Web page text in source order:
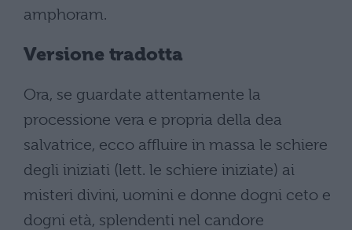
amphoram.
Versione tradotta
Ora, se guardate attentamente la
processione vera e propria della dea
salvatrice, ecco affluire in massa le schiere
degli iniziati (lett. le schiere iniziate) ai
misteri divini, uomini e donne dogni ceto e
dogni età, splendenti nel candore